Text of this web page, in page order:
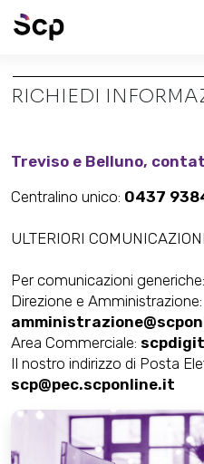
RICHIEDI
Treviso e Belluno,
Centralino unico: 0437
ULTERIORI COMUNICAZIONI
Per comunicazioni generiche:
Direzione e Amministrazione:
Area Commerciale:
Il nostro indirizzo di Posta
scp@pec.scponline.it